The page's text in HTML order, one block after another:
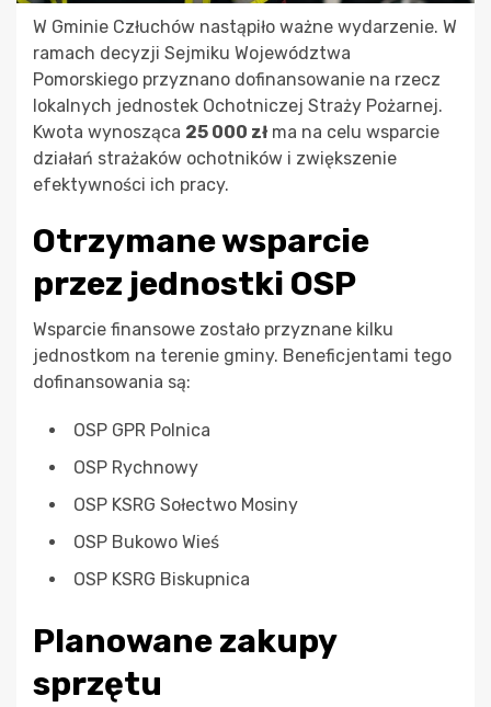
W Gminie Człuchów nastąpiło ważne wydarzenie. W
ramach decyzji Sejmiku Województwa
Pomorskiego przyznano dofinansowanie na rzecz
lokalnych jednostek Ochotniczej Straży Pożarnej.
Kwota wynosząca 25 000 zł ma na celu wsparcie
działań strażaków ochotników i zwiększenie
efektywności ich pracy.
Otrzymane wsparcie
przez jednostki OSP
Wsparcie finansowe zostało przyznane kilku
jednostkom na terenie gminy. Beneficjentami tego
dofinansowania są:
OSP GPR Polnica
OSP Rychnowy
OSP KSRG Sołectwo Mosiny
OSP Bukowo Wieś
OSP KSRG Biskupnica
Planowane zakupy
sprzętu